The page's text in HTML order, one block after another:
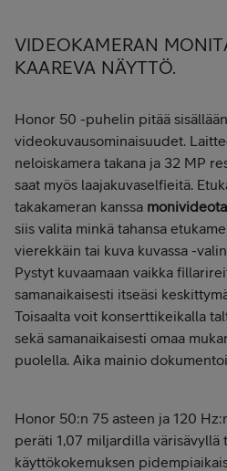
VIDEOKAMERAN
KAAREVA NÄYTTÖ.
Honor 50 -puhelin pitää
videokuvausominaisuudet.
neloiskamera takana ja 32 MP
saat myös laajakuvaselfieitä.
takakameran kanssa
siis valita minkä tahansa
vierekkäin tai kuva kuvassa -
Pystyt kuvaamaan vaikka
samanaikaisesti itseäsi
Toisaalta voit konserttikeikalla
sekä samanaikaisesti omaa
puolella. Aika mainio
Honor 50:n 75 asteen ja 120
peräti 1,07 miljardilla värisävyllä
käyttökokemuksen